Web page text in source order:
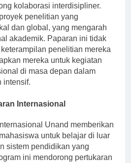
kolaborasi interdisipliner.
penelitian yang
dan global, yang mengarah
akademik. Paparan ini tidak
penelitian mereka
mereka untuk kegiatan
di masa depan dalam
intensif.
Internasional
Unand memberikan
untuk belajar di luar
sistem pendidikan yang
ini mendorong pertukaran